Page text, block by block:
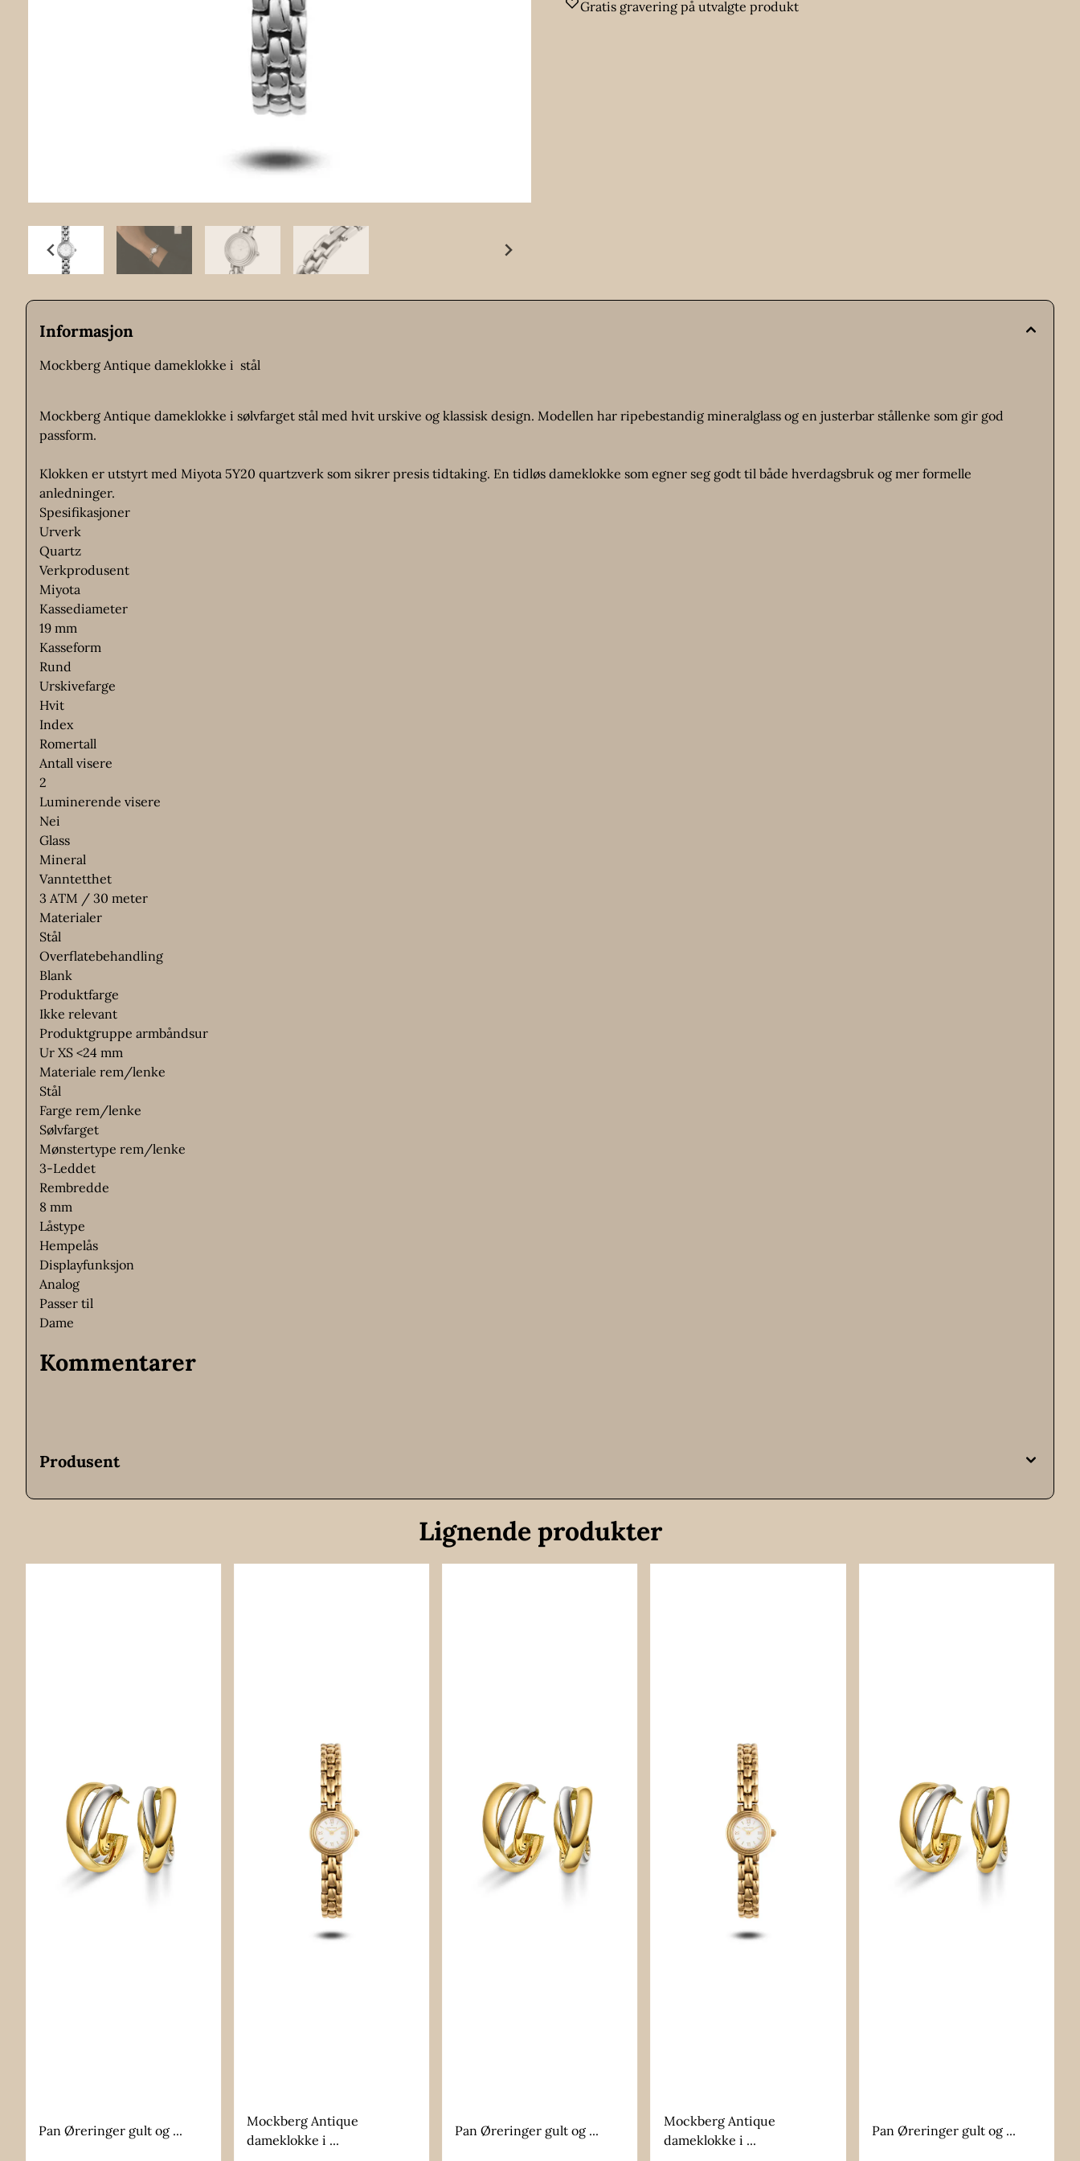
Gratis gravering på utvalgte produkt
Informasjon
Mockberg Antique dameklokke i stål
Mockberg Antique dameklokke i sølvfarget stål med hvit urskive og klassisk design. Modellen har ripebestandig mineralglass og en justerbar stållenke som gir god
passform.
Klokken er utstyrt med Miyota 5Y20 quartzverk som sikrer presis tidtaking. En tidløs dameklokke som egner seg godt til både hverdagsbruk og mer formelle
anledninger.
Spesifikasjoner
Urverk
Quartz
Verkprodusent
Miyota
Kassediameter
19 mm
Kasseform
Rund
Urskivefarge
Hvit
Index
Romertall
Antall visere
2
Luminerende visere
Nei
Glass
Mineral
Vanntetthet
3 ATM / 30 meter
Materialer
Stål
Overflatebehandling
Blank
Produktfarge
Ikke relevant
Produktgruppe armbåndsur
Ur XS <24 mm
Materiale rem/lenke
Stål
Farge rem/lenke
Sølvfarget
Mønstertype rem/lenke
3-Leddet
Rembredde
8 mm
Låstype
Hempelås
Displayfunksjon
Analog
Passer til
Dame
Kommentarer
Produsent
Lignende produkter
Pan Øreringer gult og ...
Mockberg Antique
dameklokke i ...
Pan Øreringer gult og ...
Mockberg Antique
dameklokke i ...
Pan Øreringer gult og ...